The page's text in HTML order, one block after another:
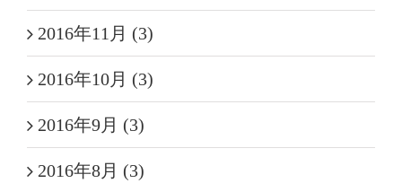
2016年11月 (3)
2016年10月 (3)
2016年9月 (3)
2016年8月 (3)